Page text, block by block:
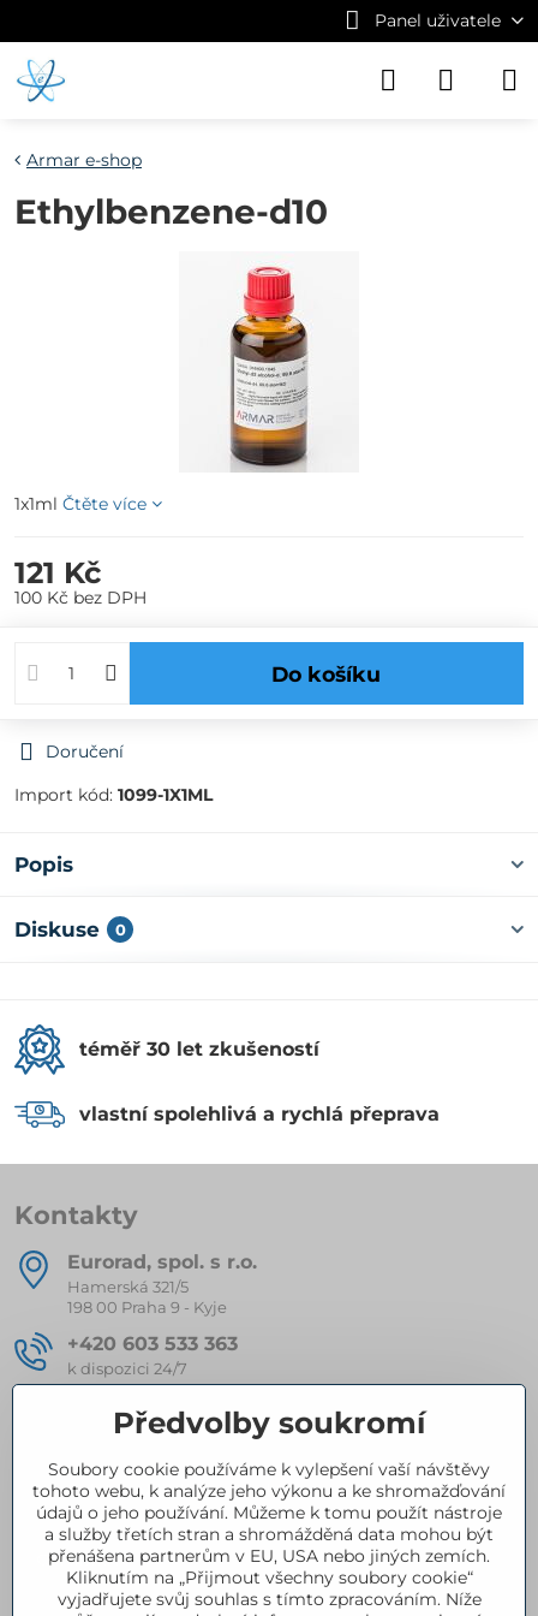
Panel uživatele
Armar e-shop
Ethylbenzene-d10
1x1ml Čtěte více
121 Kč
100 Kč bez DPH
Do košíku
Doručení
Import kód: 1099-1X1ML
Popis
Diskuse 0
téměř 30 let zkušeností
vlastní spolehlivá a rychlá přeprava
Kontakty
Eurorad, spol​. s r​.o​.
Hamerská 321/5
198 00 Praha 9 - Kyje
+420 603 533 363
k dispozici 24/7
eurorad​@seznam​.cz
Kompletní nabídka produktů
Certifikace
Předvolby soukromí
Soubory cookie používáme k vylepšení vaší návštěvy
tohoto webu, k analýze jeho výkonu a ke shromažďování
údajů o jeho používání. Můžeme k tomu použít nástroje
a služby třetích stran a shromážděná data mohou být
přenášena partnerům v EU, USA nebo jiných zemích.
Kliknutím na „Přijmout všechny soubory cookie“
vyjadřujete svůj souhlas s tímto zpracováním. Níže